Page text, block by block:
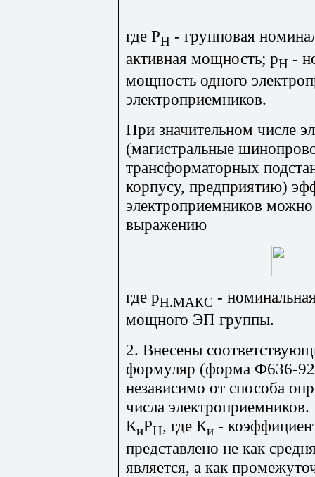
где РН - групповая
активная мощность; рН -
мощность одного
электроприемников.
При значительном числе
(магистральные
трансформаторных
корпусу, предприятию)
электроприемников
выражению
где рН.МАКС -
мощного ЭП группы.
2. Внесены
формуляр (форма Ф636-
независимо от способа
числа
КиРН, где Ки -
представлено не как
является, а как